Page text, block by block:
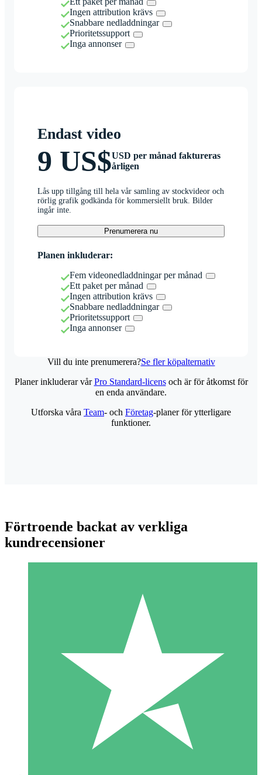
Ingen attribution krävs
Snabbare nedladdningar
Prioritetssupport
Inga annonser
Endast video
9 US$USD per månad faktureras
årligen
Lås upp tillgång till hela vår samling av stockvideor och
rörlig grafik godkända för kommersiellt bruk. Bilder
ingår inte.
Prenumerera nu
Planen inkluderar:
Fem videonedladdningar per månad
Ett paket per månad
Ingen attribution krävs
Snabbare nedladdningar
Prioritetssupport
Inga annonser
Vill du inte prenumerera?Se fler köpalternativ
Individuella Kreditpaket
Betala per användning med nedladdningskrediter. Inget
1 Nedladdningar
10 00
Planer inkluderar vårPro Standard-licensoch är för åtkomst för
en enda användare.
Utforska våra Team- och Företag-planer för ytterligare
funktioner.
Förtroende backat av verkliga
kundrecensioner